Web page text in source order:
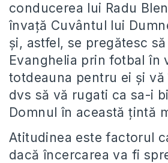
conducerea lui Radu
învață Cuvântul lui
și, astfel, se pregătesc
Evanghelia prin fotbal în
totdeauna pentru ei și vă
dvs să vă rugati ca sa-i
Domnul în această țintă
Atitudinea este factorul
dacă încercarea va fi